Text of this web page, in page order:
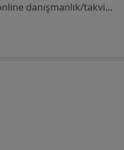
Bu uzman ilgili adres için online danışmanlık/takvim sunmuyor.